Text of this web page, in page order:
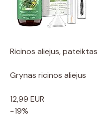
Ricinos aliejus, pateiktas
Grynas ricinos aliejus
12,99 EUR
−19%